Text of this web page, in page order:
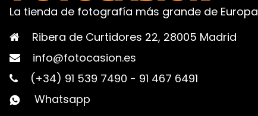
La tienda de fotografía más grande de Europa
Ribera de Curtidores 22, 28005 Madrid
info@fotocasion.es
(+34) 91 539 7490 - 91 467 6491
Whatsapp